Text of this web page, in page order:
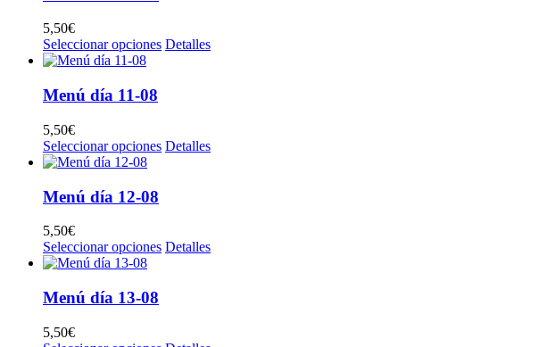
5,50€
Seleccionar opciones Detalles
Menú día 11-08
5,50€
Seleccionar opciones Detalles
Menú día 12-08
5,50€
Seleccionar opciones Detalles
Menú día 13-08
5,50€